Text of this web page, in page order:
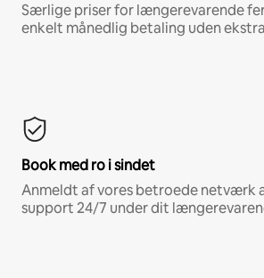
Særlige priser for længerevarende
enkelt månedlig betaling uden
Book med ro i sindet
Anmeldt af vores betroede netværk
support 24/7 under dit